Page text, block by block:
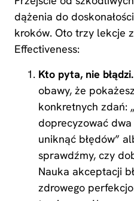
dążenia do
kroków. Oto trzy lekcje
Effectiveness:
Kto pyta, nie błądzi.
obawy, że
konkretnych zdań:
doprecyzować
uniknąć błędów”
sprawdźmy, czy
Nauka akceptacji
zdrowego